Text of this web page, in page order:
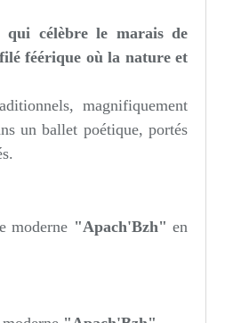
qui célèbre le marais de
féérique où la nature et
magnifiquement
un ballet poétique, portés
moderne "Apach'Bzh" en